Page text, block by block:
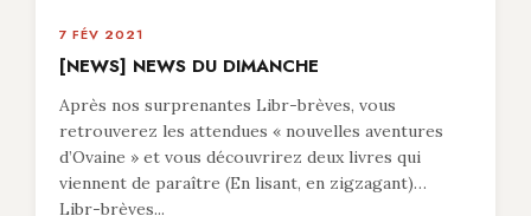
7 FÉV 2021
[NEWS] NEWS DU DIMANCHE
Après nos surprenantes Libr-brèves, vous
retrouverez les attendues « nouvelles aventures
d’Ovaine » et vous découvrirez deux livres qui
viennent de paraître (En lisant, en zigzagant)…
Libr-brèves...